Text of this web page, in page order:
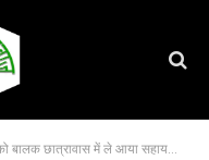
कमरे में लगाया ताला और पुलिस को दे दी सूचना…शिक्षक किया गया निलंबित…